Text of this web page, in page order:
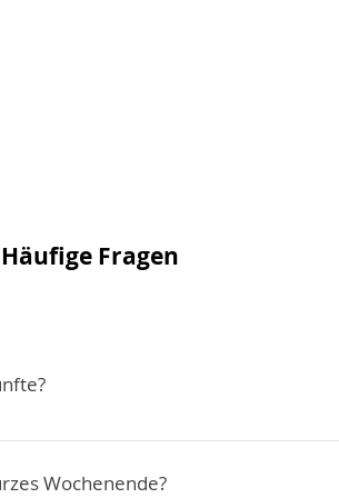
Häufige Fragen
und Unterkünfte finden Sie
oder Mindestaufenthalt. Wenn
Wochenende?